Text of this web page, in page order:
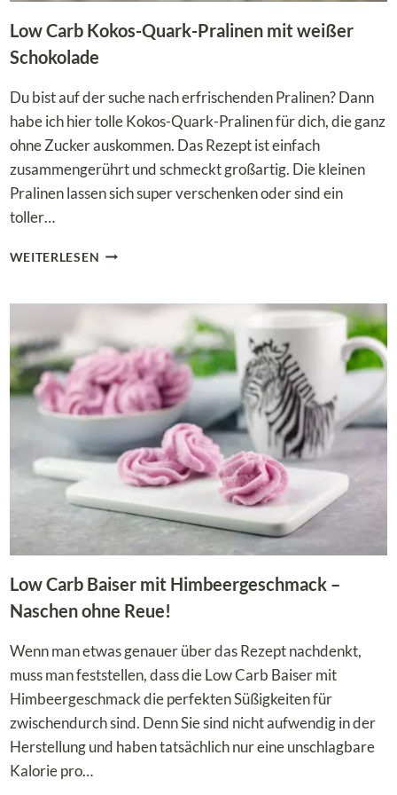
Low Carb Kokos-Quark-Pralinen mit weißer
Schokolade
Du bist auf der suche nach erfrischenden Pralinen? Dann
habe ich hier tolle Kokos-Quark-Pralinen für dich, die ganz
ohne Zucker auskommen. Das Rezept ist einfach
zusammengerührt und schmeckt großartig. Die kleinen
Pralinen lassen sich super verschenken oder sind ein
toller…
WEITERLESEN LOW
QUARK-
MIT
WEISSER S
CHOKOLADE
Low Carb Baiser mit Himbeergeschmack –
Naschen ohne Reue!
Wenn man etwas genauer über das Rezept nachdenkt,
muss man feststellen, dass die Low Carb Baiser mit
Himbeergeschmack die perfekten Süßigkeiten für
zwischendurch sind. Denn Sie sind nicht aufwendig in der
Herstellung und haben tatsächlich nur eine unschlagbare
Kalorie pro…